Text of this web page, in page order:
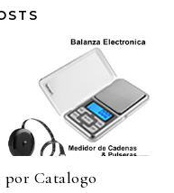
por Catalogo